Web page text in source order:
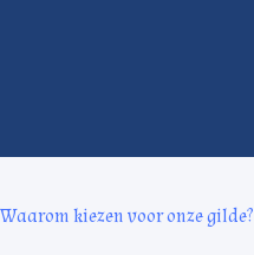
Waarom kiezen voor onze gilde?